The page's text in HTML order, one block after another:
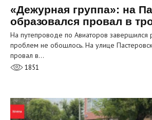
«Дежурная группа»: на
образовался провал в
На путепроводе по Авиаторов завершился
проблем не обошлось. На улице
провал в…
1851